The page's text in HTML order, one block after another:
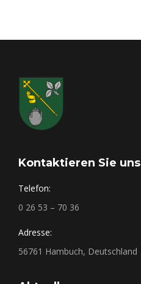
Kontaktieren Sie uns
Telefon:
0 26 53 – 70 36
Adresse:
56761 Hambuch, Deutschland